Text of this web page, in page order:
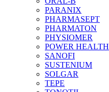
PARANIX
PHARMASEPT
PHARMATON
PHYSIOMER
POWER HEALTH
SANOFI
SUSTENIUM
SOLGAR
TEPE